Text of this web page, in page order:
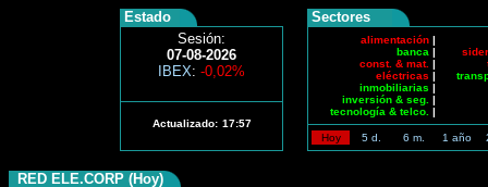
Estado
Sesión:
07-08-2026
IBEX: -0,02%
Actualizado: 17:57
Sectores
alimentación |
banca |
const. & mat. |
eléctricas |
inmobiliarias |
inversión & seg. |
tecnología & telco. |
Hoy 5 d. 6 m. 1 año
RED ELE.CORP (Hoy)